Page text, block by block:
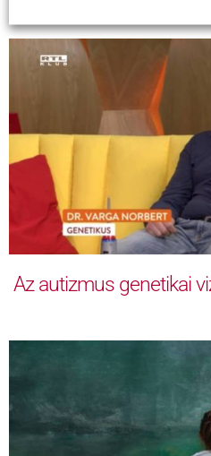
Az autizmus genetikai